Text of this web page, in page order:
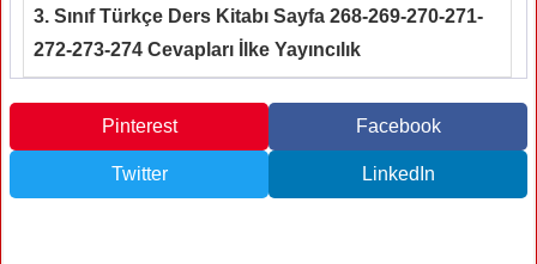
3. Sınıf Türkçe Ders Kitabı Sayfa 268-269-270-271-
272-273-274 Cevapları İlke Yayıncılık
Pinterest Facebook
Twitter LinkedIn